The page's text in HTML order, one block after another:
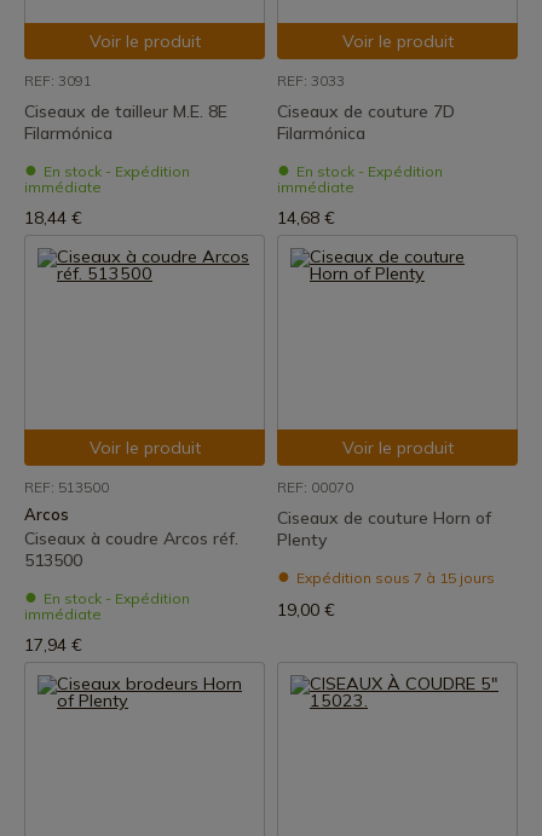
Voir le produit
REF: 3091
Ciseaux de tailleur M.E. 8E
Filarmónica
En stock - Expédition
immédiate
18,44 €
Voir le produit
REF: 3033
Ciseaux de couture 7D
Filarmónica
En stock - Expédition
immédiate
14,68 €
Voir le produit
REF: 513500
Arcos
Ciseaux à coudre Arcos réf.
513500
En stock - Expédition
immédiate
17,94 €
Voir le produit
REF: 00070
Ciseaux de couture Horn of
Plenty
Expédition sous 7 à 15 jours
19,00 €